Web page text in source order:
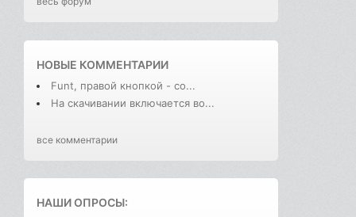
НОВЫЕ КОММЕНТАРИИ
Funt, правой кнопкой - со...
На скачивании включается во...
все комментарии
НАШИ ОПРОСЫ: